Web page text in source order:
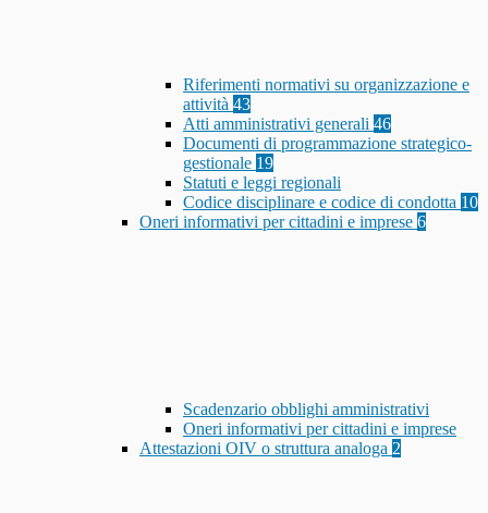
Riferimenti normativi su organizzazione e
attività 43
Atti amministrativi generali 46
Documenti di programmazione strategico-
gestionale 19
Statuti e leggi regionali
Codice disciplinare e codice di condotta 10
Oneri informativi per cittadini e imprese 6
Scadenzario obblighi amministrativi
Oneri informativi per cittadini e imprese
Attestazioni OIV o struttura analoga 2